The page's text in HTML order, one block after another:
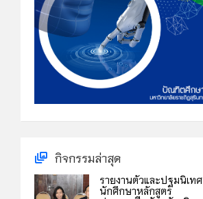
กิจกรรมล่าสุด
รายงานตัวและปฐมนิเทศ
นักศึกษาหลักสูตร